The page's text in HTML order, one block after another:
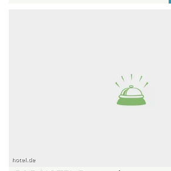
hotel.de